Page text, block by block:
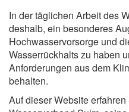
In der täglichen Arbeit des
deshalb, ein besonderes
Hochwasservorsorge und
Wasserrückhalts zu haben
Anforderungen aus dem
behalten.
Auf dieser Website